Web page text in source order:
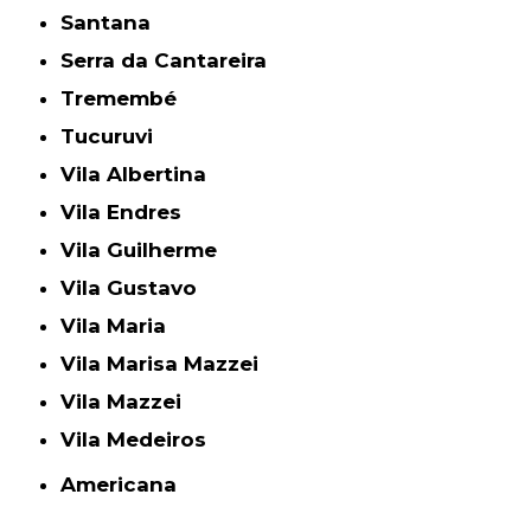
Santana
Serra da Cantareira
Tremembé
Tucuruvi
Vila Albertina
Vila Endres
Vila Guilherme
Vila Gustavo
Vila Maria
Vila Marisa Mazzei
Vila Mazzei
Vila Medeiros
Americana